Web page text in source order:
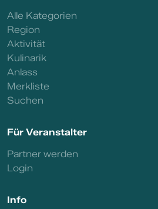
Alle Kategorien
Region
Aktivität
Kulinarik
Anlass
Merkliste
Suchen
Für Veranstalter
Partner werden
Login
Info